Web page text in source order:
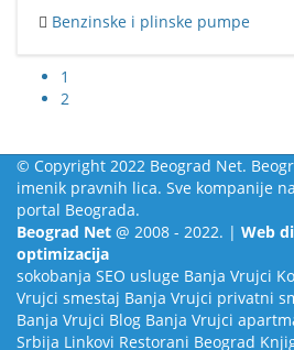
Benzinske i plinske pumpe
1
2
© Copyright 2022 Beograd Net.
imenik pravnih lica. Sve kompanije
portal Beograda.
Beograd Net @ 2008 - 2022. | Web
optimizacija
sokobanja SEO usluge Banja Vrujci
Vrujci smestaj Banja Vrujci privatni
Banja Vrujci Blog Banja Vrujci
Srbija Linkovi Restorani Beograd